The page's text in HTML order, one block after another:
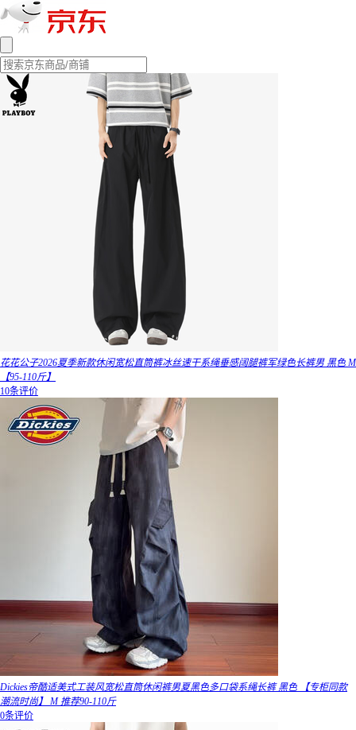
花花公子2026夏季新款休闲宽松直筒裤冰丝速干系绳垂感阔腿裤军绿色长裤男 黑色 M
【95-110斤】
10条评价
Dickies帝酷适美式工装风宽松直筒休闲裤男夏黑色多口袋系绳长裤 黑色 【专柜同款
潮流时尚】 M 推荐90-110斤
0条评价